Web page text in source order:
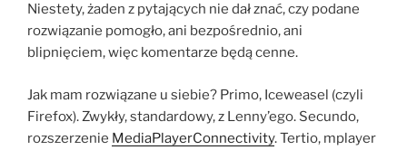
Niestety, żaden z pytających nie dał znać, czy podane
rozwiązanie pomogło, ani bezpośrednio, ani
blipnięciem, więc komentarze będą cenne.
Jak mam rozwiązane u siebie? Primo, Iceweasel (czyli
Firefox). Zwykły, standardowy, z Lenny’ego. Secundo,
rozszerzenie MediaPlayerConnectivity. Tertio, mplayer